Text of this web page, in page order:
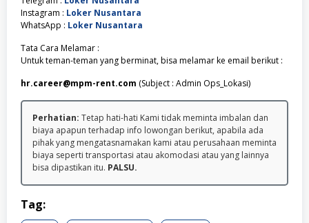
Instagram : Loker Nusantara
WhatsApp : Loker Nusantara
Tata Cara Melamar :
Untuk teman-teman yang berminat, bisa melamar ke email berikut :
hr.career@mpm-rent.com (Subject : Admin Ops_Lokasi)
Perhatian: Tetap hati-hati Kami tidak meminta imbalan dan
biaya apapun terhadap info lowongan berikut, apabila ada
pihak yang mengatasnamakan kami atau perusahaan meminta
biaya seperti transportasi atau akomodasi atau yang lainnya
bisa dipastikan itu. PALSU.
Tag: